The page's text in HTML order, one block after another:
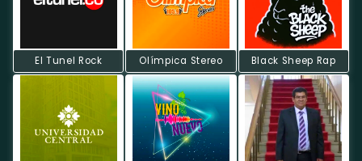
El Tunel Rock Olímpica Stereo Black Sheep Rap